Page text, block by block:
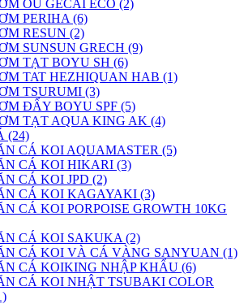
OU GECAI ECO (2)
PERIHA (6)
RESUN (2)
SUNSUN GRECH (9)
TẠT BOYU SH (6)
TAT HEZHIQUAN HAB (1)
TSURUMI (3)
ĐẨY BOYU SPF (5)
TẠT AQUA KING AK (4)
(24)
CÁ KOI AQUAMASTER (5)
CÁ KOI HIKARI (3)
CÁ KOI JPD (2)
CÁ KOI KAGAYAKI (3)
CÁ KOI PORPOISE GROWTH 10KG
CÁ KOI SAKUKA (2)
CÁ KOI VÀ CÁ VÀNG SANYUAN (1)
CÁ KOIKING NHẬP KHẨU (6)
CÁ KOI NHẬT TSUBAKI COLOR